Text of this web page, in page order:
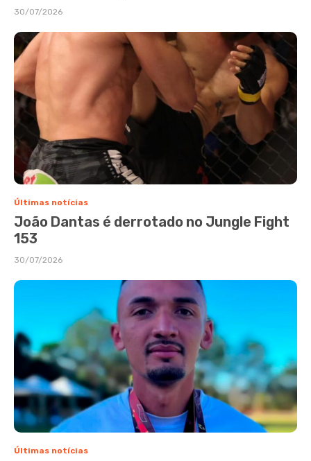
30/07/2026
Últimas notícias
João Dantas é derrotado no Jungle Fight
153
30/07/2026
Últimas notícias